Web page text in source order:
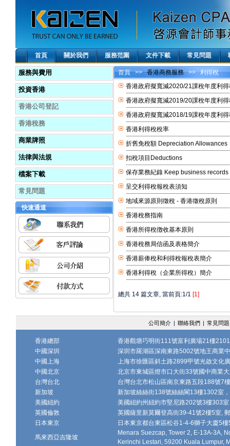
首頁 關於我們 服務范圍 文件下載 常見問題
服務與費用
投資香港
香港公司登記
香港稅務
商業牌照
法律與法規
檔案下載
常見問題
快速通道
首頁>>香港商務服務>> 利得稅
香港政府擬寬減2020/21課稅年度利
香港政府擬寬減2019/20課稅年度利
香港政府擬寬減2018/19課稅年度利
香港利得稅稅率
折舊免稅額 Depreciation Allowances
扣稅項目Deductions
保存業務紀錄 Keep business records
呈交利得稅報稅表須知
地域來源原則徵稅 - 香港徵稅原則
香港稅務指南
香港所得稅徴收基本原則
香港稅務局信函及表格簡介
香港薪俸稅和利得稅報稅表簡介
香港利得稅（企業所得稅）簡介
總共 14 篇文章, 當前頁:1/1 [1]
公司簡介 | 聯絡我們 | 常見問題
香港總部
香港觀塘巧明街111號富利廣場21樓
中國深圳
深圳市羅湖區深南東路5002號地王商業
中國上海
上海市徐匯區斜土路2899甲號光啟文化
中國北京
北京市東城區燈市口大街33號國中商業
台灣台北
台灣台北市松山區南京東路五段188號7
新加坡
新加坡絲絲街138號絲絲閣13樓1302室
美國紐約
美國紐約州紐約市堅尼路202號3樓303
英國倫敦
英國薩里新莫爾登高街39-41號2樓5室,
日本東京
日本東京都台東區松谷1-4-6獅子大廈5
馬來西亞吉隆坡
Menara Suezcap, Tower 2, E-13A-3A,
Kerinchi Lestari, 59200 Kuala Lumpur,